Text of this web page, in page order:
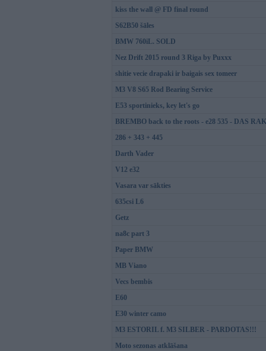
kiss the wall @ FD final round
S62B50 šāles
BMW 760iL. SOLD
Nez Drift 2015 round 3 Riga by Puxxx
shitie vecie drapaki ir baigais sex tomeer
M3 V8 S65 Rod Bearing Service
E53 sportinieks, key let's go
BREMBO back to the roots - e28 535 - DAS
286 + 343 + 445
Darth Vader
V12 e32
Vasara var sākties
635csi L6
Getz
na8c part 3
Paper BMW
MB Viano
Vecs bembis
E60
E30 winter camo
M3 ESTORIL f. M3 SILBER - PARDOTAS!!!
Moto sezonas atklāšana